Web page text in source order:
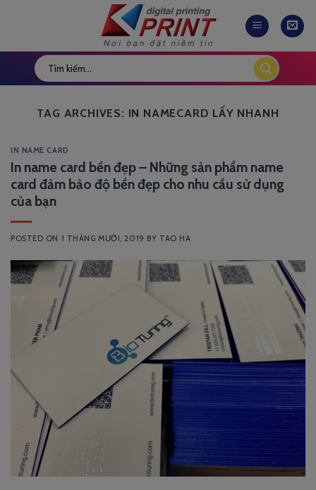
TAG ARCHIVES: IN NAMECARD LẤY NHANH
IN NAME CARD
In name card bền đẹp – Những sản phẩm name
card đảm bảo độ bền đẹp cho nhu cầu sử dụng
của bạn
POSTED ON 1 THÁNG MƯỜI, 2019 BY TAO HA